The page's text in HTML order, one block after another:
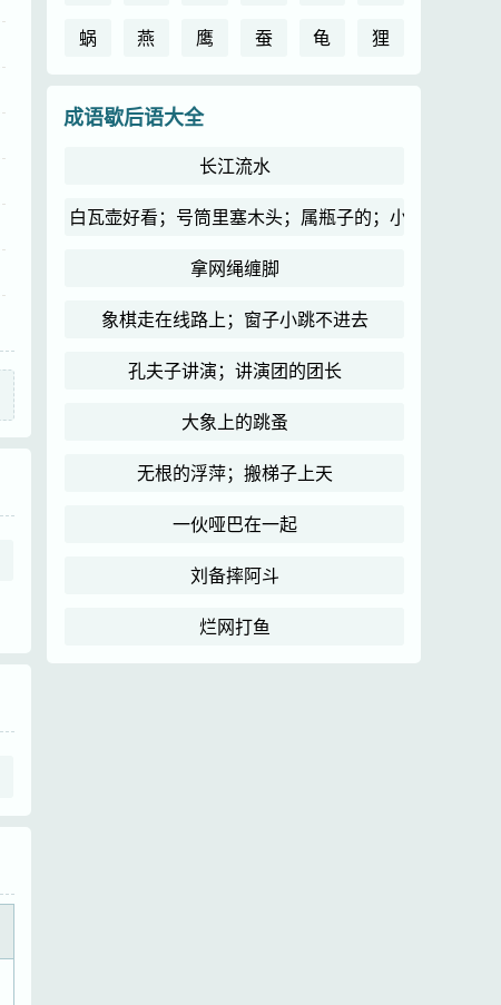
蜗
燕 鹰 蚕 龟 狸
成语歇后语大全
长江流水
白瓦壶好看；号筒里塞木头；属瓶子的；小和尚念经
拿网绳缠脚
象棋走在线路上；窗子小跳不进去
孔夫子讲演；讲演团的团长
大象上的跳蚤
无根的浮萍；搬梯子上天
一伙哑巴在一起
刘备摔阿斗
烂网打鱼